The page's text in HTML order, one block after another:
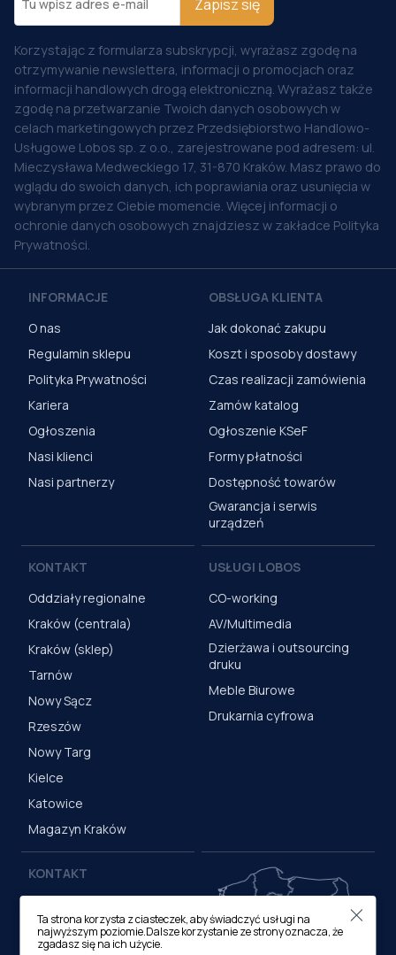
Zapisz się
Korzystając z formularza subskrypcji, wyrażasz zgodę na
otrzymywanie newslettera, informacji o promocjach oraz
informacji handlowych drogą elektroniczną. Wyrażasz także
zgodę na przetwarzanie Twoich danych osobowych w
celach marketingowych przez Przedsiębiorstwo Handlowo-
Usługowe Lobos sp. z o.o., zarejestrowane pod adresem: ul.
Mieczysława Medweckiego 17, 31-870 Kraków. Masz prawo do
wglądu do swoich danych, ich poprawiania oraz usunięcia w
wybranym przez Ciebie momencie. Więcej informacji o
ochronie danych osobowych znajdziesz w zakładce Polityka
Prywatności.
INFORMACJE
O nas
Regulamin sklepu
Polityka Prywatności
Kariera
Ogłoszenia
Nasi klienci
Nasi partnerzy
OBSŁUGA KLIENTA
Jak dokonać zakupu
Koszt i sposoby dostawy
Czas realizacji zamówienia
Zamów katalog
Ogłoszenie KSeF
Formy płatności
Dostępność towarów
Gwarancja i serwis
urządzeń
KONTAKT
Oddziały regionalne
Kraków (centrala)
Kraków (sklep)
Tarnów
Nowy Sącz
Rzeszów
Nowy Targ
Kielce
Katowice
Magazyn Kraków
USŁUGI LOBOS
CO-working
AV/Multimedia
Dzierżawa i outsourcing
druku
Meble Biurowe
Drukarnia cyfrowa
KONTAKT
ul. M. Medweckiego 17, 31-
870 Kraków
Ta strona korzysta z ciasteczek, aby świadczyć usługi na
najwyższym poziomie.Dalsze korzystanie ze strony oznacza, że
zgadasz się na ich użycie.